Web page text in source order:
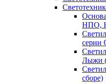
НПО,
серии
Лыжи
сборе)